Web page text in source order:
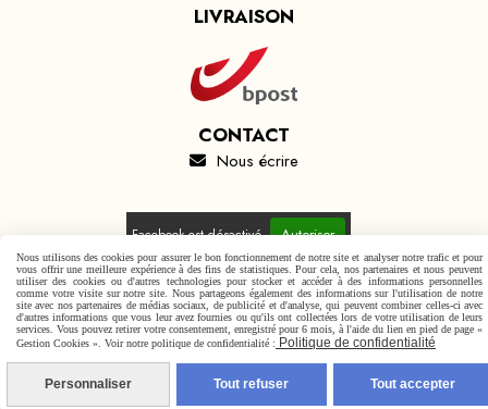
LIVRAISON
CONTACT
 Nous écrire
Facebook est désactivé. Autoriser
Mentions Légales
Conditions générales de vente
Politique de confidentialité
Gestion cookies Mon Compte
Nous utilisons des cookies pour assurer le bon fonctionnement de notre site et analyser notre trafic et pour
vous offrir une meilleure expérience à des fins de statistiques. Pour cela, nos partenaires et nous peuvent
utiliser des cookies ou d'autres technologies pour stocker et accéder à des informations personnelles
comme votre visite sur notre site. Nous partageons également des informations sur l'utilisation de notre
site avec nos partenaires de médias sociaux, de publicité et d'analyse, qui peuvent combiner celles-ci avec
d'autres informations que vous leur avez fournies ou qu'ils ont collectées lors de votre utilisation de leurs
services. Vous pouvez retirer votre consentement, enregistré pour 6 mois, à l'aide du lien en pied de page «
Gestion Cookies ». Voir notre politique de confidentialité : Politique de confidentialité
Personnaliser Tout refuser Tout accepter